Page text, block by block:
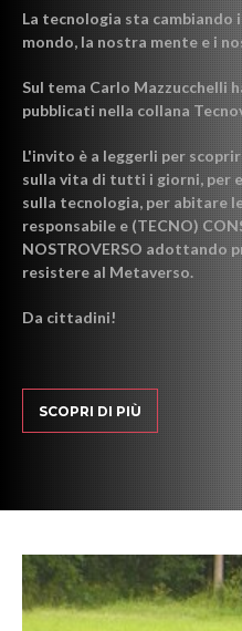
La tecnologia sta cambiando
mondo, la nostra mente e i
Sul tema Carlo Mazzucchelli
pubblicati nella collana
L'invito è a leggerli per
sulla vita di tutti i giorni, per
sulla tecnologia, per abitare
responsabile e (TECNO)
NOSTROVERSO adottando
resistere al Metaverso.
Da cittadini!
SCOPRI DI PIÙ